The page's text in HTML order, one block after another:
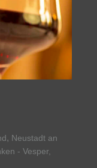
, Neustadt an
- Vesper,